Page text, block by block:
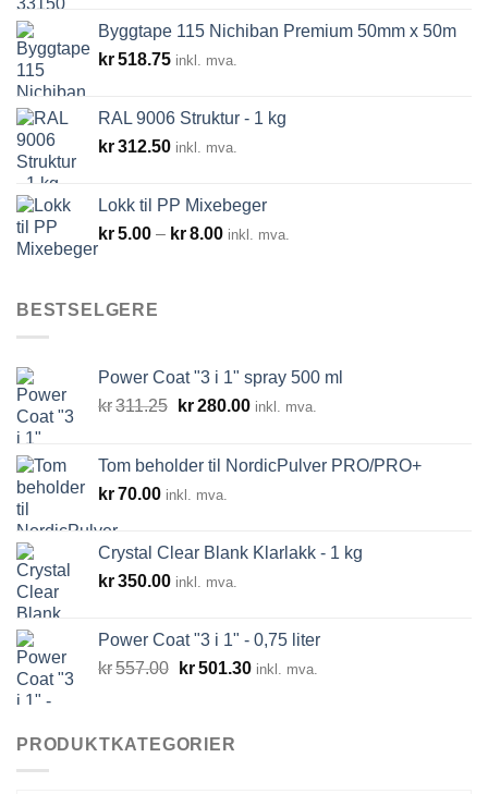
kr14,520.00
Byggtape 115 Nichiban Premium 50mm x 50m
kr518.75 inkl. mva.
RAL 9006 Struktur - 1 kg
kr312.50 inkl. mva.
Lokk til PP Mixebeger
kr5.00 – kr8.00Prisområde:
inkl. mva.
BESTSELGERE
Power Coat "3 i 1" spray 500 ml
kr311.25 Opprinnelig
kr311.25.
kr280.00Nåværende
kr280.00.
inkl. mva.
Tom beholder til NordicPulver PRO/PRO+
kr70.00 inkl. mva.
Crystal Clear Blank Klarlakk - 1 kg
kr350.00 inkl. mva.
Power Coat "3 i 1" - 0,75 liter
kr557.00 Opprinnelig
kr557.00.
kr501.30Nåværende
inkl. mva.
PRODUKTKATEGORIER